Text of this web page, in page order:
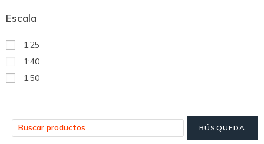
Escala
1:25
1:40
1:50